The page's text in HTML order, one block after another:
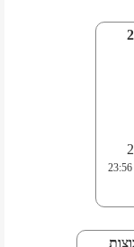
23:56